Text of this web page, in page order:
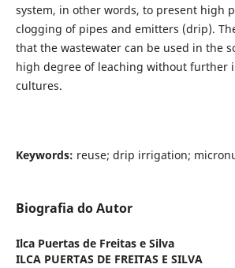
system, in other words, to present high
clogging of pipes and emitters (drip).
that the wastewater can be used in the
high degree of leaching without further
cultures.
Keywords: reuse; drip irrigation;
Biografia do Autor
Ilca Puertas de Freitas e Silva
ILCA PUERTAS DE FREITAS E SILVA